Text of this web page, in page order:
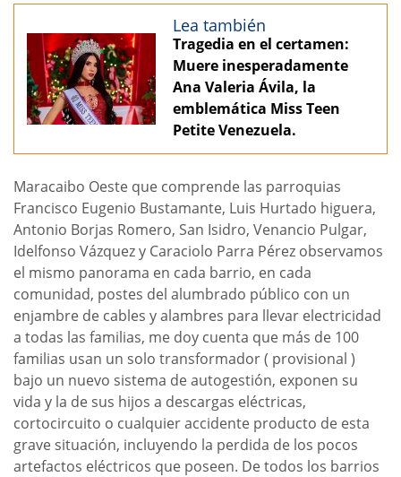
Lea también
Tragedia en el certamen:
Muere inesperadamente
Ana Valeria Ávila, la
emblemática Miss Teen
Petite Venezuela.
Maracaibo Oeste que comprende las parroquias
Francisco Eugenio Bustamante, Luis Hurtado higuera,
Antonio Borjas Romero, San Isidro, Venancio Pulgar,
Idelfonso Vázquez y Caraciolo Parra Pérez observamos
el mismo panorama en cada barrio, en cada
comunidad, postes del alumbrado público con un
enjambre de cables y alambres para llevar electricidad
a todas las familias, me doy cuenta que más de 100
familias usan un solo transformador ( provisional )
bajo un nuevo sistema de autogestión, exponen su
vida y la de sus hijos a descargas eléctricas,
cortocircuito o cualquier accidente producto de esta
grave situación, incluyendo la perdida de los pocos
artefactos eléctricos que poseen. De todos los barrios